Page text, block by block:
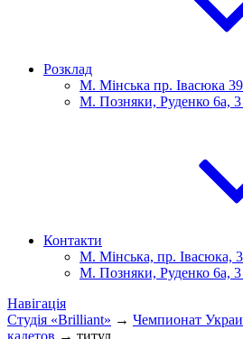
Розклад
М. Мінська пр. Івасюка
М. Позняки, Руденко 6а,
Контакти
М. Мінська, пр. Івасюка,
М. Позняки, Руденко 6а,
Навігація
Студія «Brilliant» → Чемпионат
кадетов → титул